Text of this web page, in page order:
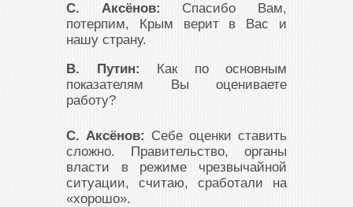
С. Аксёнов: Спасибо Вам,
потерпим, Крым верит в Вас и
нашу страну.
В. Путин: Как по основным
показателям Вы оцениваете
работу?
С. Аксёнов: Себе оценки ставить
сложно. Правительство, органы
власти в режиме чрезвычайной
ситуации, считаю, сработали на
«хорошо».